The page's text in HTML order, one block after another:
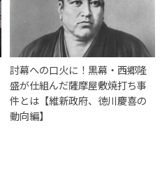
討幕への口火に！黒幕・西郷隆
盛が仕組んだ薩摩屋敷焼打ち事
件とは【維新政府、徳川慶喜の
動向編】